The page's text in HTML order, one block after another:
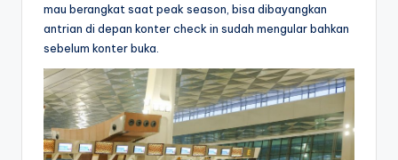
mau berangkat saat peak season, bisa dibayangkan
antrian di depan konter check in sudah mengular bahkan
sebelum konter buka.